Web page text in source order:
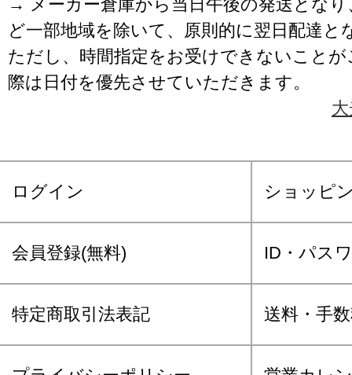
→ メーカー倉庫から当日午後の発送となり
ど一部地域を除いて、原則的に翌日配達と
ただし、時間指定をお受けできないこと
際は日付を優先させていただきます。
ログイン ショッピ
会員登録(無料) ID・パス
特定商取引法表記 送料・手